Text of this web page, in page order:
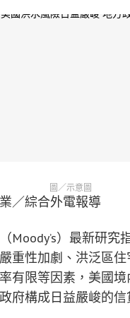
圖／示意圖
業／綜合外電報導
Moody’s）最新研究
重性加劇、洪泛區住
有限等因素，美國
府構成日益嚴峻的信